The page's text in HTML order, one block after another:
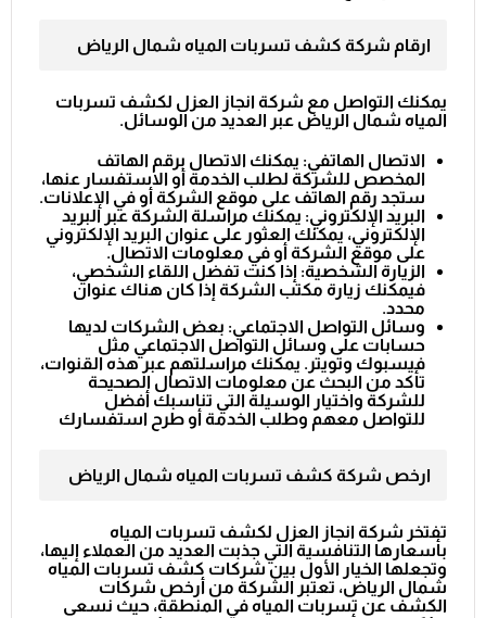
ارقام شركة كشف تسربات المياه شمال الرياض
يمكنك التواصل مع شركة انجاز العزل لكشف تسربات
المياه شمال الرياض عبر العديد من الوسائل.
الاتصال الهاتفي: يمكنك الاتصال برقم الهاتف
المخصص للشركة لطلب الخدمة أو الاستفسار عنها،
ستجد رقم الهاتف على موقع الشركة أو في الإعلانات.
البريد الإلكتروني: يمكنك مراسلة الشركة عبر البريد
الإلكتروني، يمكنك العثور على عنوان البريد الإلكتروني
على موقع الشركة أو في معلومات الاتصال.
الزيارة الشخصية: إذا كنت تفضل اللقاء الشخصي،
فيمكنك زيارة مكتب الشركة إذا كان هناك عنوان
محدد.
وسائل التواصل الاجتماعي: بعض الشركات لديها
حسابات على وسائل التواصل الاجتماعي مثل
فيسبوك وتويتر. يمكنك مراسلتهم عبر هذه القنوات،
تأكد من البحث عن معلومات الاتصال الصحيحة
للشركة واختيار الوسيلة التي تناسبك أفضل
للتواصل معهم وطلب الخدمة أو طرح استفسارك
ارخص شركة كشف تسربات المياه شمال الرياض
تفتخر شركة انجاز العزل لكشف تسربات المياه
بأسعارها التنافسية التي جذبت العديد من العملاء إليها،
وتجعلها الخيار الأول بين شركات كشف تسربات المياه
شمال الرياض، تعتبر الشركة من أرخص شركات
الكشف عن تسربات المياه في المنطقة، حيث نسعى